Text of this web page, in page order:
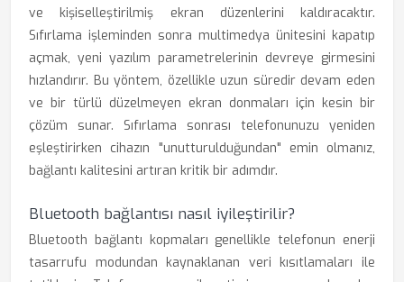
ve kişiselleştirilmiş ekran düzenlerini kaldıracaktır.
Sıfırlama işleminden sonra multimedya ünitesini kapatıp
açmak, yeni yazılım parametrelerinin devreye girmesini
hızlandırır. Bu yöntem, özellikle uzun süredir devam eden
ve bir türlü düzelmeyen ekran donmaları için kesin bir
çözüm sunar. Sıfırlama sonrası telefonunuzu yeniden
eşleştirirken cihazın "unutturulduğundan" emin olmanız,
bağlantı kalitesini artıran kritik bir adımdır.
Bluetooth bağlantısı nasıl iyileştirilir?
Bluetooth bağlantı kopmaları genellikle telefonun enerji
tasarrufu modundan kaynaklanan veri kısıtlamaları ile